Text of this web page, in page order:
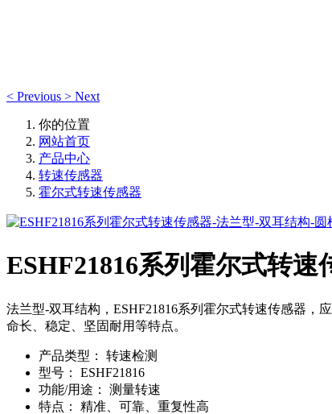
< Previous > Next
你的位置
网站首页
产品中心
转速传感器
霍尔式转速传感器
ESHF21816系列霍尔式转
法兰型-双耳结构，ESHF21816系列霍尔式转速传感器
命长、稳定、坚固耐用等特点。
产品类型：
转速检测
型号：
ESHF21816
功能/用途：
测量转速
特点：
精准、可靠、重复性高